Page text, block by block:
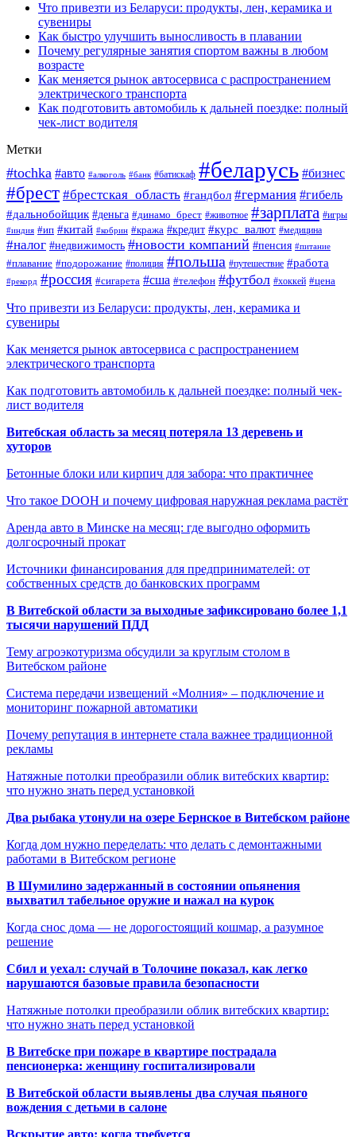
Что привезти из Беларуси: продукты, лен, керамика и
сувениры
Как быстро улучшить выносливость в плавании
Почему регулярные занятия спортом важны в любом
возрасте
Как меняется рынок автосервиса с распространением
электрического транспорта
Как подготовить автомобиль к дальней поездке: полный
чек-лист водителя
Метки
#tochka #авто #алкоголь #банк #батискаф #беларусь #бизнес
#брест #брестская_область #гандбол #германия #гибель
#дальнобойщик #деньга #динамо_брест #животное #зарплата #игры
#индия #ип #китай #кобрин #кража #кредит #курс_валют #медицина
#налог #недвижимость #новости компаний #пенсия #питание
#плавание #подорожание #полиция #польша #путешествие #работа
#рекорд #россия #сигарета #сша #телефон #футбол #хоккей #цена
Что привезти из Беларуси: продукты, лен, керамика и
сувениры
Как меняется рынок автосервиса с распространением
электрического транспорта
Как подготовить автомобиль к дальней поездке: полный чек-
лист водителя
Витебская область за месяц потеряла 13 деревень и
хуторов
Бетонные блоки или кирпич для забора: что практичнее
Что такое DOOH и почему цифровая наружная реклама растёт
Аренда авто в Минске на месяц: где выгодно оформить
долгосрочный прокат
Источники финансирования для предпринимателей: от
собственных средств до банковских программ
В Витебской области за выходные зафиксировано более 1,1
тысячи нарушений ПДД
Тему агроэкотуризма обсудили за круглым столом в
Витебском районе
Система передачи извещений «Молния» – подключение и
мониторинг пожарной автоматики
Почему репутация в интернете стала важнее традиционной
рекламы
Натяжные потолки преобразили облик витебских квартир:
что нужно знать перед установкой
Два рыбака утонули на озере Бернское в Витебском районе
Когда дом нужно переделать: что делать с демонтажными
работами в Витебском регионе
В Шумилино задержанный в состоянии опьянения
выхватил табельное оружие и нажал на курок
Когда снос дома — не дорогостоящий кошмар, а разумное
решение
Сбил и уехал: случай в Толочине показал, как легко
нарушаются базовые правила безопасности
Натяжные потолки преобразили облик витебских квартир:
что нужно знать перед установкой
В Витебске при пожаре в квартире пострадала
пенсионерка: женщину госпитализировали
В Витебской области выявлены два случая пьяного
вождения с детьми в салоне
Вскрытие авто: когда требуется